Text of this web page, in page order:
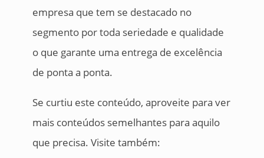
empresa que tem se destacado no
segmento por toda seriedade e qualidade
o que garante uma entrega de excelência
de ponta a ponta.
Se curtiu este conteúdo, aproveite para ver
mais conteúdos semelhantes para aquilo
que precisa. Visite também: